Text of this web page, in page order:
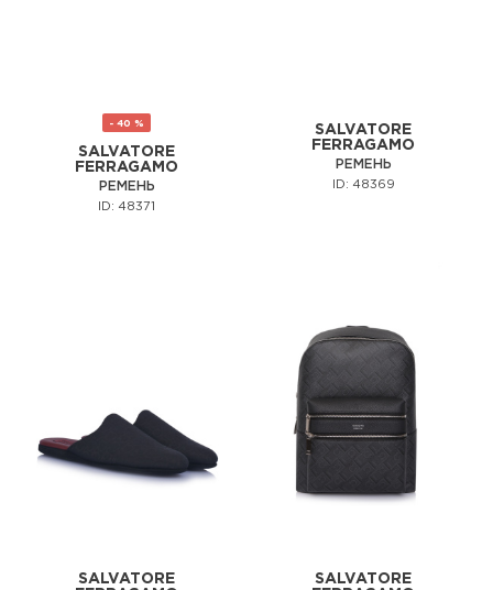
- 40 %
SALVATORE
FERRAGAMO
РЕМЕНЬ
ID: 48371
SALVATORE
FERRAGAMO
РЕМЕНЬ
ID: 48369
SALVATORE
SALVATORE